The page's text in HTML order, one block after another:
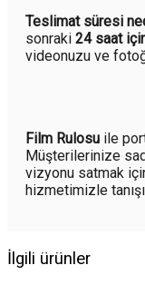
Teslimat süresi
sonraki 24 saat
videonuzu ve
Film Rulosu ile
Müşterilerinize
vizyonu satmak
hizmetimizle
İlgili ürünler